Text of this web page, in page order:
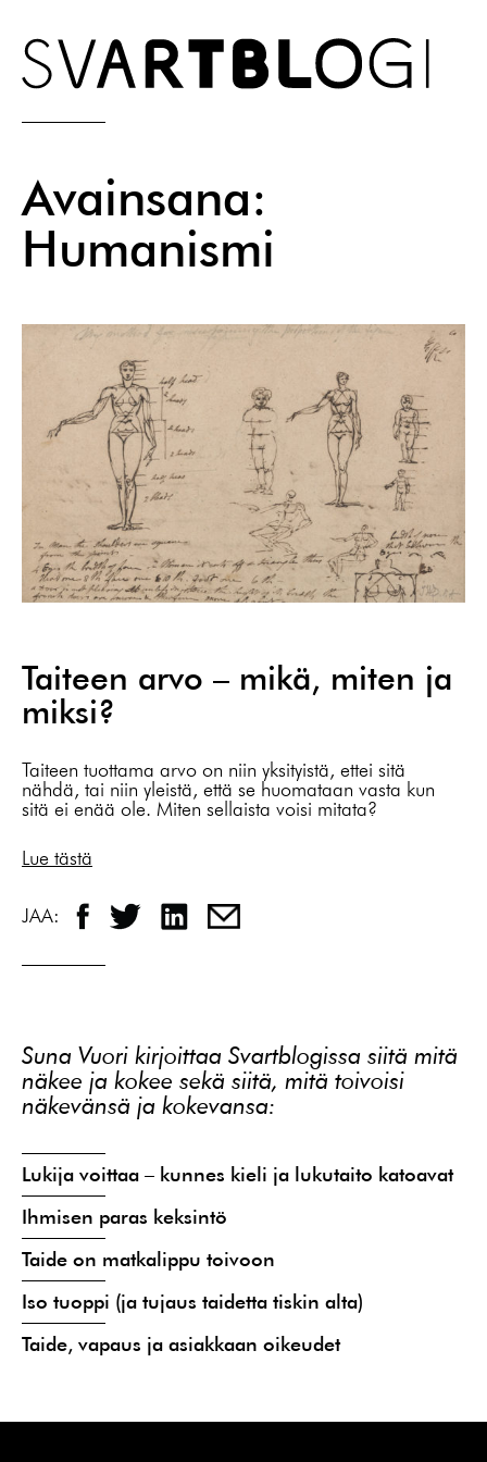
Skip
to
content
Avainsana:
Humanismi
Taiteen arvo – mikä, miten ja
miksi?
Taiteen tuottama arvo on niin yksityistä, ettei sitä
nähdä, tai niin yleistä, että se huomataan vasta kun
sitä ei enää ole. Miten sellaista voisi mitata?
Lue tästä
JAA:
Suna Vuori kirjoittaa Svartblogissa siitä mitä
näkee ja kokee sekä siitä, mitä toivoisi
näkevänsä ja kokevansa:
Lukija voittaa – kunnes kieli ja lukutaito katoavat
Ihmisen paras keksintö
Taide on matkalippu toivoon
Iso tuoppi (ja tujaus taidetta tiskin alta)
Taide, vapaus ja asiakkaan oikeudet